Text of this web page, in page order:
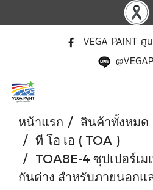
VEGA PAINT ศู
หน้าแรก สินค้าทั้งหมด
ที โอ เอ ( TOA )
TOA8E-4 ซุปเปอร์เ
กันด่าง สําหรับภายนอกแ